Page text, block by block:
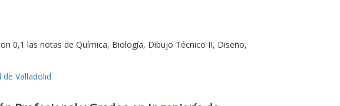
0,1 las notas de Química, Biología, Dibujo Técnico II, Diseño,
de Valladolid